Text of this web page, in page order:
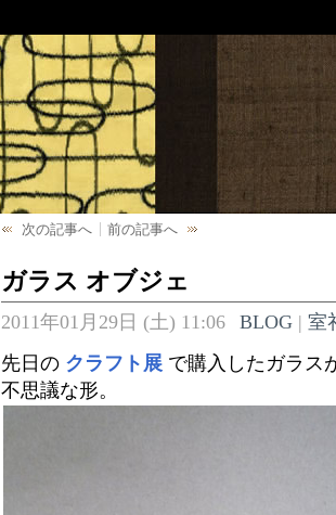
次の記事へ 前の記事へ
ガラス オブジェ
2011年01月29日 (土) 11:06 BLOG| 室
先日の クラフト展 で購入したガラス
不思議な形。